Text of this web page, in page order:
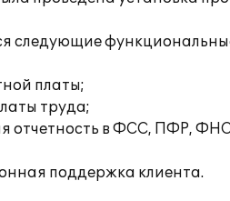
следующие
платы;
труда;
отчетность в ФСС, ПФР,
поддержка клиента.